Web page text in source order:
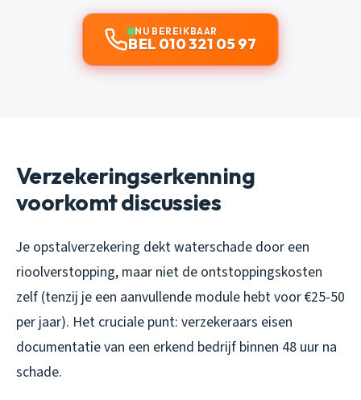
NU BEREIKBAAR
BEL 010 321 05 97
Verzekeringserkenning
voorkomt discussies
Je opstalverzekering dekt waterschade door een
rioolverstopping, maar niet de ontstoppingskosten
zelf (tenzij je een aanvullende module hebt voor €25-50
per jaar). Het cruciale punt: verzekeraars eisen
documentatie van een erkend bedrijf binnen 48 uur na
schade.